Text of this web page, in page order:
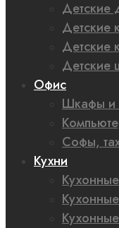
Детские
Детские
Детские
Детские
Офис
Шкафы и
Софы,
Кухни